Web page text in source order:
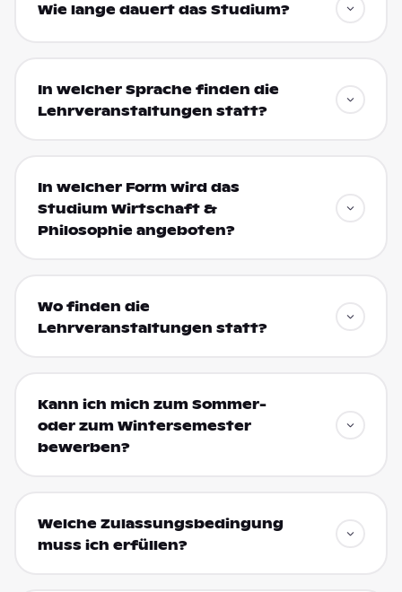
Wie lange dauert das Studium?
In welcher Sprache finden die
Lehrveranstaltungen statt?
In welcher Form wird das
Studium Wirtschaft &
Philosophie angeboten?
Wo finden die
Lehrveranstaltungen statt?
Kann ich mich zum Sommer-
oder zum Wintersemester
bewerben?
Welche Zulassungsbedingung
muss ich erfüllen?